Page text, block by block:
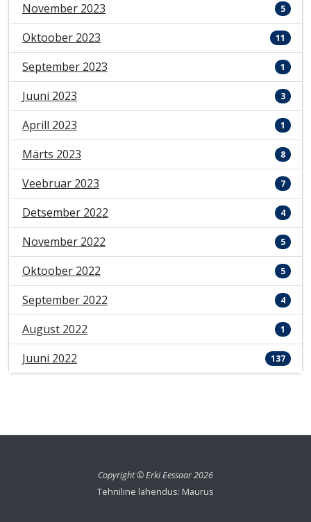
November 2023 5
Oktoober 2023 11
September 2023 1
Juuni 2023 3
Aprill 2023 1
Märts 2023 8
Veebruar 2023 7
Detsember 2022 4
November 2022 5
Oktoober 2022 5
September 2022 4
August 2022 1
Juuni 2022 137
Copyright © Erki Eessaar 2026
Tehniline lahendus: Maurus